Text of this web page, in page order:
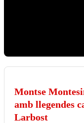
Montse
amb llegendes
Larbost